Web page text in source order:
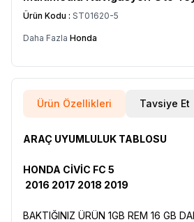
Ürün Kodu : ST01620-5
Daha Fazla Honda
Ürün Özellikleri Tavsiye Et
ARAÇ UYUMLULUK TABLOSU
HONDA CİVİC FC 5
2016 2017 2018 2019
BAKTIĞINIZ ÜRÜN 1GB REM 16 GB